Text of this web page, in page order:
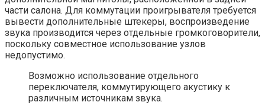
части салона. Для коммутации проигрывателя требуется
вывести дополнительные штекеры, воспроизведение
звука производится через отдельные громкоговорители,
поскольку совместное использование узлов
недопустимо.
Возможно использование отдельного
переключателя, коммутирующего акустику к
различным источникам звука.